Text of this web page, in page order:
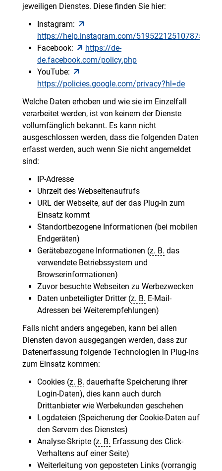
jeweiligen Dienstes. Diese finden Sie hier:
Instagram:
https://help.instagram.com/519522125107875
Facebook:
https://de-
de.facebook.com/policy.php
YouTube:
https://policies.google.com/privacy?hl=de
Welche Daten erhoben und wie sie im Einzelfall
verarbeitet werden, ist von keinem der Dienste
vollumfänglich bekannt. Es kann nicht
ausgeschlossen werden, dass die folgenden Daten
erfasst werden, auch wenn Sie nicht angemeldet
sind:
IP-Adresse
Uhrzeit des Webseitenaufrufs
URL der Webseite, auf der das Plug-in zum
Einsatz kommt
Standortbezogene Informationen (bei mobilen
Endgeräten)
Gerätebezogene Informationen (z. B. das
verwendete Betriebssystem und
Browserinformationen)
Zuvor besuchte Webseiten zu Werbezwecken
Daten unbeteiligter Dritter (z. B. E-Mail-
Adressen bei Weiterempfehlungen)
Falls nicht anders angegeben, kann bei allen
Diensten davon ausgegangen werden, dass zur
Datenerfassung folgende Technologien in Plug-ins
zum Einsatz kommen:
Cookies (z. B. dauerhafte Speicherung ihrer
Login-Daten), dies kann auch durch
Drittanbieter wie Werbekunden geschehen
Logdateien (Speicherung der Cookie-Daten auf
den Servern des Dienstes)
Analyse-Skripte (z. B. Erfassung des Click-
Verhaltens auf einer Seite)
Weiterleitung von geposteten Links (vorrangig